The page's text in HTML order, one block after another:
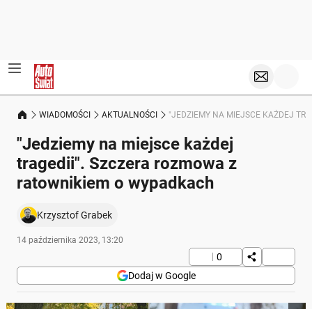
WIADOMOŚCI AKTUALNOŚCI "JEDZIEMY NA MIEJSCE KAŻDEJ
"Jedziemy na miejsce każdej
tragedii". Szczera rozmowa z
ratownikiem o wypadkach
Krzysztof Grabek
14 października 2023, 13:20
0
Dodaj w Google